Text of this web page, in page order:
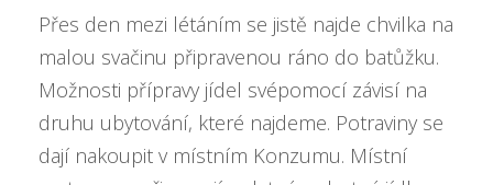
Přes den mezi létáním se jistě najde chvilka na
malou svačinu připravenou ráno do batůžku.
Možnosti přípravy jídel svépomocí závisí na
druhu ubytování, které najdeme. Potraviny se
dají nakoupit v místním Konzumu. Místní